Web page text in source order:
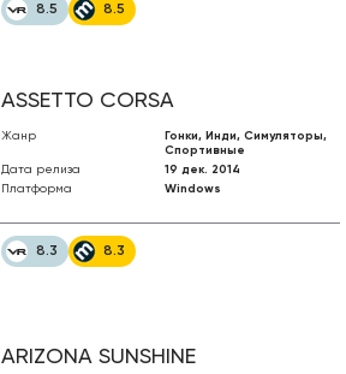
8.5 8.5
ASSETTO CORSA
Жанр
Гонки, Инди, Симуляторы,
Спортивные
Дата релиза
19 дек. 2014
Платформа
Windows
8.3 8.3
ARIZONA SUNSHINE